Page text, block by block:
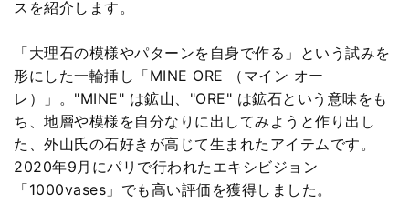
スを紹介します。
「大理石の模様やパターンを自身で作る」という試みを
形にした一輪挿し「MINE ORE （マイン オー
レ）」。"MINE" は鉱山、"ORE" は鉱石という意味をも
ち、地層や模様を自分なりに出してみようと作り出し
た、外山氏の石好きが高じて生まれたアイテムです。
2020年9月にパリで行われたエキシビジョン
「1000vases」でも高い評価を獲得しました。